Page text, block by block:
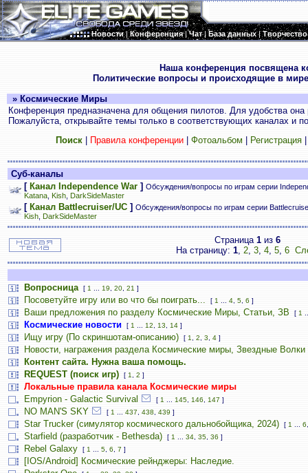
Новости|Конференция|Чат|База данных|Творчество
Наша конференция посвящена
Политические вопросы и происходящие в
» Космические Миры
Конференция предназначена для общения пилотов. Для удобства
Пожалуйста, открывайте темы только в соответствующих каналах и
Поиск| Правила конференции| Фотоальбом Регистрация
Суб-каналы
[ Канал Independence War ] Обсуждения/вопросы по играм серии
Katana Kish DarkSideMaster
[ Канал Battlecruiser/UC ] Обсуждения/вопросы по играм серии
Kish DarkSideMaster
Страница 1 из 6
На страницу: 1, 2, 3, 4, 5, 6
Вопросница [ 1 19 20 21 ]
Посоветуйте игру или во что бы поиграть... [ 1 4 5 6 ]
Ваши предложения по разделу Космические Миры, Статьи, ЗВ [ 1
Космические новости [ 1 12 13 14 ]
Ищу игру (По скриншотам-описанию) [ 1 2 3 4 ]
Новости, награжения раздела Космические миры, Звездные Волки
Контент сайта. Нужна ваша помощь.
REQUEST (поиск игр)
[ 1 2 ]
Локальные правила канала Космические миры
Empyrion - Galactic Survival
[ 1 145 146 147 ]
NO MAN'S SKY [ 1 437 438 439 ]
Star Trucker (симулятор космического дальнобойщика, 2024) [ 1 6
Starfield (разработчик - Bethesda) [ 1 34 35 36 ]
Rebel Galaxy [ 1 5 6 7 ]
[IOS/Android] Космические рейнджеры: Наследие.